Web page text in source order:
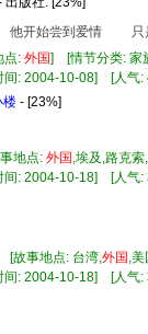
始尝到爱情 只是
点: 外国] [情节分类: 家
间: 2004-10-08] [人
楼 - [23%]
地点: 外国 ,埃及,路克
间: 2004-10-18] [人
[故事地点: 台湾,外国 ,
间: 2004-10-18] [人